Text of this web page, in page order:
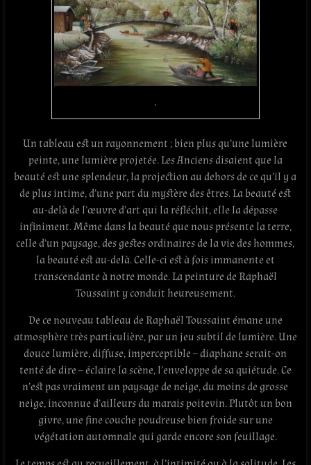
.
Un tableau est un rayonnement ; bien plus qu’une lumière
peinte, une lumière projetée. Les Anciens disaient que la
beauté est une splendeur, la projection au dehors de ce qu’il y a
de plus intime, d’une part du mystère des êtres. La beauté est
au-delà de l’œuvre d’art qui la réfléchit, elle la dépasse
infiniment. Même dans la beauté que nous présente la terre,
celle d’un paysage, des gestes ordinaires de la vie des hommes,
la beauté est au-delà. Celle-ci est à fois immanente et
transcendante à notre monde. La peinture de Raphaël
Toussaint y conduit heureusement.
De ce nouveau tableau de Raphaël Toussaint émane une
atmosphère très particulière, par un jeu subtil de lumière. Une
douce lumière, diffuse, imperceptible – diaphane serait-on
tenté de dire – éclaire la scène, l’enveloppe de sa quiétude. Ce
n’est pas vraiment un paysage de neige, du moins de grosse
neige, inconnue d’ailleurs du marais poitevin. Plutôt un bon
givre, une fine couche poudreuse bien froide sur une
végétation automnale qui garde encore son feuillage.